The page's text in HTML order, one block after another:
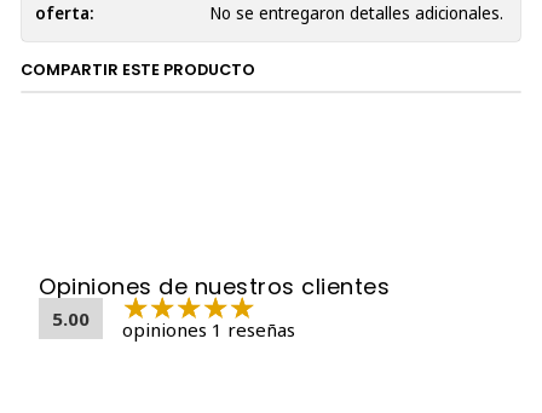
oferta: No se entregaron detalles adicionales.
COMPARTIR ESTE PRODUCTO
Opiniones de nuestros clientes
5.00 opiniones 1 reseñas